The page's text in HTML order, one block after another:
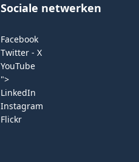
Sociale netwerken
Facebook
Twitter - X
YouTube
">
LinkedIn
Instagram
Flickr